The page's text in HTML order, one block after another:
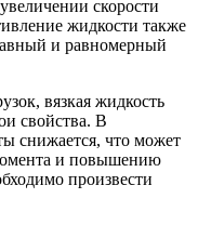
скорости
жидкости также
и равномерный
вязкая жидкость
свойства. В
снижается, что может
и повышению
произвести